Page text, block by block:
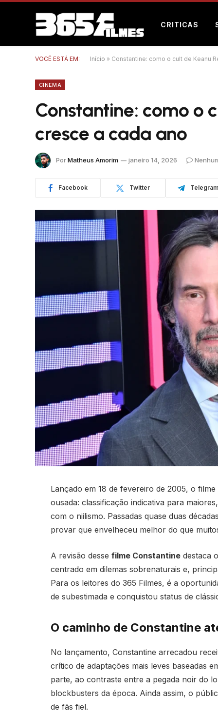
CRITICAS
VOCÊ ESTÁ EM: Início » Constantine: como o cult de Keanu
CINEMA
Constantine: como o
cresce a cada ano
PorMatheus Amorim janeiro 14, 2026
Facebook Twitter Telegram
Lançado em 18 de fevereiro de 2005, o
ousada: classificação indicativa para
com o niilismo. Passadas quase duas
provar que envelheceu melhor do que
A revisão desse filme Constantinedestaca
centrado em dilemas sobrenaturais e,
Para os leitores do 365 Filmes, é a
de subestimada e conquistou status de
O caminho de Constantine
No lançamento, Constantine arrecadou
crítico de adaptações mais leves baseadas
parte, ao contraste entre a pegada noir do
blockbusters da época. Ainda assim, o
de fãs fiel.